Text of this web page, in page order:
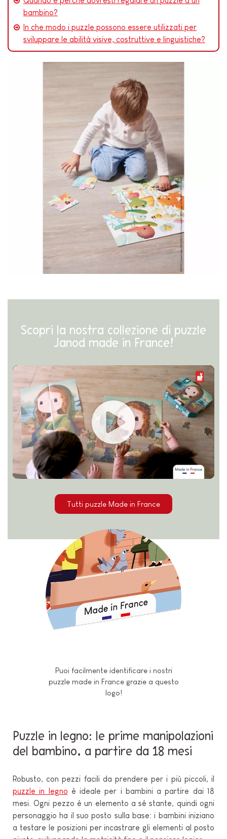
bambino?
In che modo i puzzle possono essere utilizzati per
sviluppare le abilità visive, costruttive e linguistiche?
Scopri la nostra collezione di puzzle
Janod made in France!
Tutti puzzle Made in France
Puoi facilmente identificare i nostri
puzzle made in France grazie a questo
logo!
Puzzle in legno: le prime manipolazioni
del bambino, a partire da 18 mesi
Robusto, con pezzi facili da prendere per i più piccoli, il
puzzle in legno è ideale per i bambini a partire dai 18
mesi. Ogni pezzo è un elemento a sé stante, quindi ogni
personaggio ha il suo posto sulla base: i bambini iniziano
a testare le posizioni per incastrare gli elementi al posto